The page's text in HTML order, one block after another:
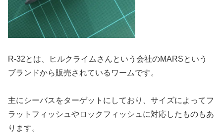
R-32とは、ヒルクライムさんという会社のMARSという
ブランドから販売されているワームです。
主にシーバスをターゲットにしており、サイズによってフ
ラットフィッシュやロックフィッシュに対応したものもあ
ります。